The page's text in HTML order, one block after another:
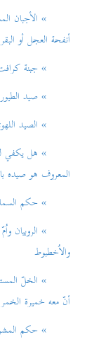
» الأجبان
أنفحة العجل أو البقر
» جبنة
» صيد الطيور
» الصيد
» هل يكفي
المعروف هو صيده
» حكم السمك
» الروبيان واُمّ
والاُخطبوط
» الخلّ
أنّ معه خميرة الخمر
» حكم